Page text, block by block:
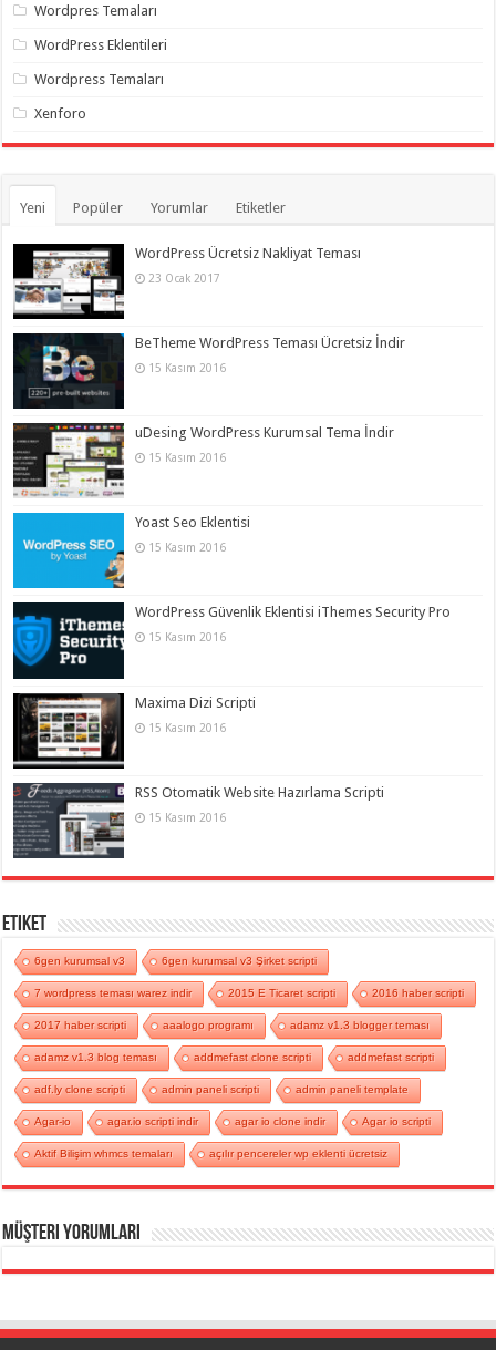
Wordpres Temaları
WordPress Eklentileri
Wordpress Temaları
Xenforo
Yeni Popüler Yorumlar Etiketler
WordPress Ücretsiz Nakliyat Teması
23 Ocak 2017
BeTheme WordPress Teması Ücretsiz İndir
15 Kasım 2016
uDesing WordPress Kurumsal Tema İndir
15 Kasım 2016
Yoast Seo Eklentisi
15 Kasım 2016
WordPress Güvenlik Eklentisi iThemes Security Pro
15 Kasım 2016
Maxima Dizi Scripti
15 Kasım 2016
RSS Otomatik Website Hazırlama Scripti
15 Kasım 2016
Etiket
6gen kurumsal v3 6gen kurumsal v3 Şirket scripti
7 wordpress teması warez indir 2015 E Ticaret scripti 2016 haber scripti
2017 haber scripti aaalogo programı adamz v1.3 blogger teması
adamz v1.3 blog teması addmefast clone scripti addmefast scripti
adf.ly clone scripti admin paneli scripti admin paneli template
Agar-io agar.io scripti indir agar io clone indir Agar io scripti
Aktif Bilişim whmcs temaları açılır pencereler wp eklenti ücretsiz
Müşteri Yorumları